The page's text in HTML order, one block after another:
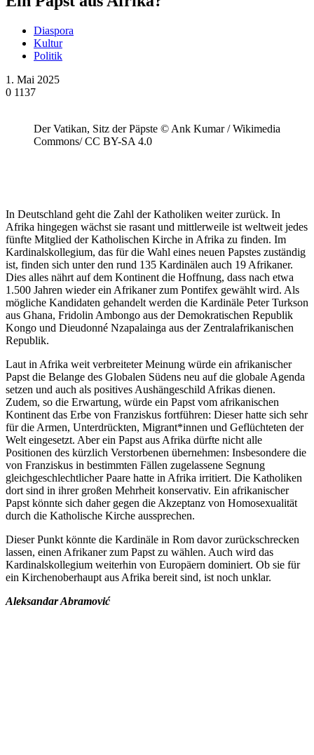
Diaspora
Kultur
Politik
1. Mai 2025
0 1137
Der Vatikan, Sitz der Päpste © Ank Kumar / Wikimedia
Commons/ CC BY-SA 4.0
In Deutschland geht die Zahl der Katholiken weiter zurück. In
Afrika hingegen wächst sie rasant und mittlerweile ist weltweit jedes
fünfte Mitglied der Katholischen Kirche in Afrika zu finden. Im
Kardinalskollegium, das für die Wahl eines neuen Papstes zuständig
ist, finden sich unter den rund 135 Kardinälen auch 19 Afrikaner.
Dies alles nährt auf dem Kontinent die Hoffnung, dass nach etwa
1.500 Jahren wieder ein Afrikaner zum Pontifex gewählt wird. Als
mögliche Kandidaten gehandelt werden die Kardinäle Peter Turkson
aus Ghana, Fridolin Ambongo aus der Demokratischen Republik
Kongo und Dieudonné Nzapalainga aus der Zentralafrikanischen
Republik.
Laut in Afrika weit verbreiteter Meinung würde ein afrikanischer
Papst die Belange des Globalen Südens neu auf die globale Agenda
setzen und auch als positives Aushängeschild Afrikas dienen.
Zudem, so die Erwartung, würde ein Papst vom afrikanischen
Kontinent das Erbe von Franziskus fortführen: Dieser hatte sich sehr
für die Armen, Unterdrückten, Migrant*innen und Geflüchteten der
Welt eingesetzt. Aber ein Papst aus Afrika dürfte nicht alle
Positionen des kürzlich Verstorbenen übernehmen: Insbesondere die
von Franziskus in bestimmten Fällen zugelassene Segnung
gleichgeschlechtlicher Paare hatte in Afrika irritiert. Die Katholiken
dort sind in ihrer großen Mehrheit konservativ. Ein afrikanischer
Papst könnte sich daher gegen die Akzeptanz von Homosexualität
durch die Katholische Kirche aussprechen.
Dieser Punkt könnte die Kardinäle in Rom davor zurückschrecken
lassen, einen Afrikaner zum Papst zu wählen. Auch wird das
Kardinalskollegium weiterhin von Europäern dominiert. Ob sie für
ein Kirchenoberhaupt aus Afrika bereit sind, ist noch unklar.
Aleksandar Abramović